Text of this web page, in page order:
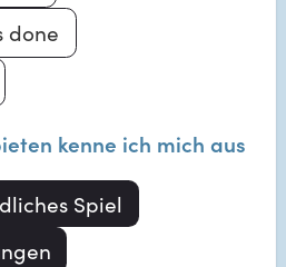
done
kenne ich mich aus
Spiel